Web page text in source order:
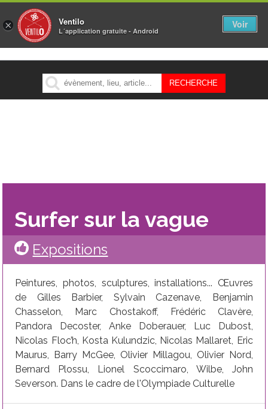
MENU
Surfer sur la vague
Expositions
Peintures, photos, sculptures, installations... Œuvres
de Gilles Barbier, Sylvain Cazenave, Benjamin
Chasselon, Marc Chostakoff, Frédéric Clavère,
Pandora Decoster, Anke Doberauer, Luc Dubost,
Nicolas Floc’h, Kosta Kulundzic, Nicolas Mallaret, Eric
Maurus, Barry McGee, Olivier Millagou, Olivier Nord,
Bernard Plossu, Lionel Scoccimaro, Wilbe, John
Severson. Dans le cadre de l'Olympiade Culturelle
× Ventilo
L´application gratuite - Android
Voir